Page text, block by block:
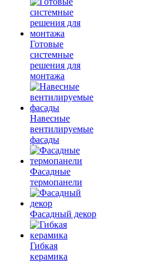
Готовые
системные
решения для
монтажа
Навесные
вентилируемые
фасады
Фасадные
термопанели
Фасадный декор
Гибкая
керамика